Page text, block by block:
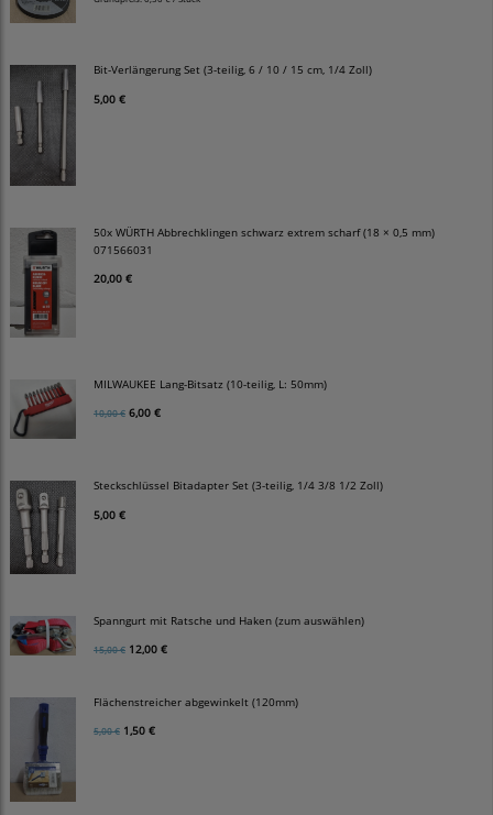
Bit-Verlängerung Set (3-teilig, 6 / 10 / 15 cm, 1/4 Zoll)
5,00 €
50x WÜRTH Abbrechklingen schwarz extrem scharf (18 × 0,5 mm)
071566031
20,00 €
MILWAUKEE Lang-Bitsatz (10-teilig, L: 50mm)
10,00 € 6,00 €
Steckschlüssel Bitadapter Set (3-teilig, 1/4 3/8 1/2 Zoll)
5,00 €
Spanngurt mit Ratsche und Haken (zum auswählen)
15,00 € 12,00 €
Flächenstreicher abgewinkelt (120mm)
5,00 € 1,50 €